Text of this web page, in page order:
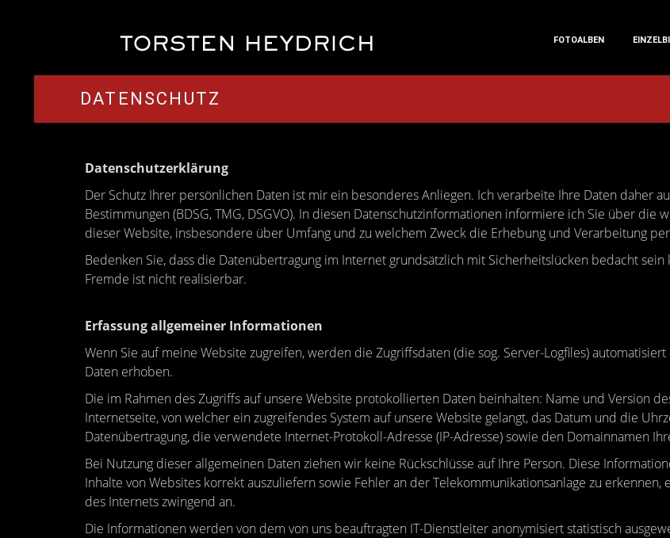
FOTOALBEN
DATENSCHUTZ
Datenschutzerklärung
Der Schutz Ihrer persönlichen Daten ist mir ein besonderes Anliegen. Ich verarbeite Ihre Daten daher
Bestimmungen (BDSG, TMG, DSGVO). In diesen Datenschutzinformationen informiere ich Sie über
dieser Website, insbesondere über Umfang und zu welchem Zweck die Erhebung und Verarbeitung
Bedenken Sie, dass die Datenübertragung im Internet grundsätzlich mit Sicherheitslücken bedacht
Fremde ist nicht realisierbar.
Erfassung allgemeiner Informationen
Wenn Sie auf meine Website zugreifen, werden die Zugriffsdaten (die sog. Server-Logfiles)
Daten erhoben.
Die im Rahmen des Zugriffs auf unsere Website protokollierten Daten beinhalten: Name und Version
Internetseite, von welcher ein zugreifendes System auf unsere Website gelangt, das Datum und die
Datenübertragung, die verwendete Internet-Protokoll-Adresse (IP-Adresse) sowie den Domainnamen
Bei Nutzung dieser allgemeinen Daten ziehen wir keine Rückschlüsse auf Ihre Person. Diese
Inhalte von Websites korrekt auszuliefern sowie Fehler an der Telekommunikationsanlage zu
des Internets zwingend an.
Die Informationen werden von dem von uns beauftragten IT-Dienstleiter anonymisiert statistisch